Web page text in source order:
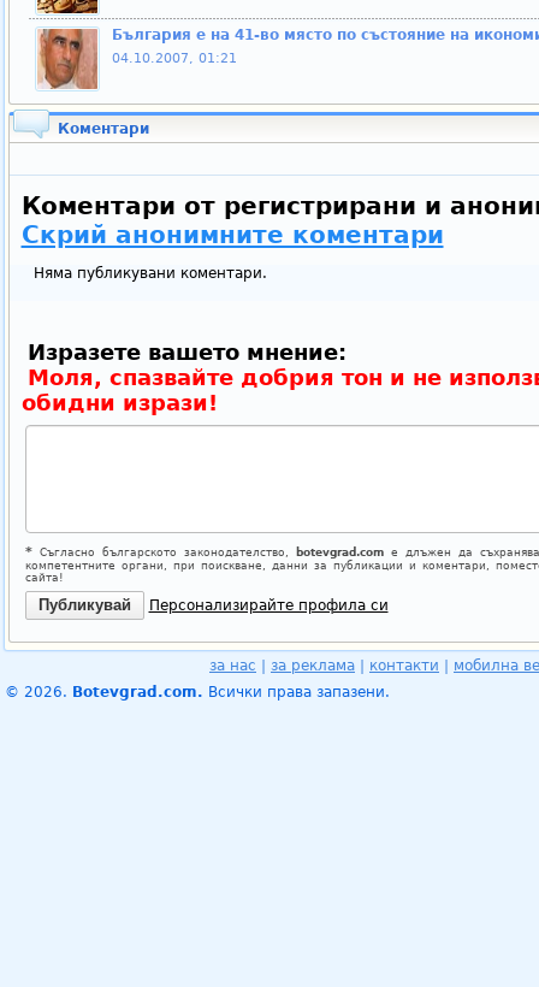
България е на 41-во място по състояние на
04.10.2007, 01:21
Коментари
Коментари от регистрирани и
Скрий анонимните коментари
Няма публикувани коментари.
Изразете вашето мнение:
Моля, спазвайте добрия тон и не
обидни изрази!
*Съгласно българското законодателство, botevgrad.comе длъжен да
компетентните органи, при поискване, данни за публикации и коментари,
сайта!
Персонализирайте профила си
за нас за реклама контакти
мобилна
© 2026. Botevgrad.com. Всички права запазени.